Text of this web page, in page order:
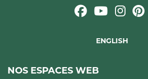
ENGLISH
NOS ESPACES WEB